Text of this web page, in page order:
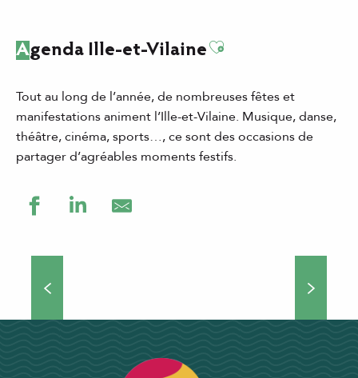
Agenda Ille-et-VilaineAjouter aux
Tout au long de l’année, de nombreuses fêtes et
manifestations animent l’Ille-et-Vilaine. Musique, danse,
théâtre, cinéma, sports…, ce sont des occasions de
partager d’agréables moments festifs.
Théâtre de rue, concerts, manifestations culturelles et
sportives… Si vous choisissez de venir séjourner en Ille-
DÉCOUVRIR